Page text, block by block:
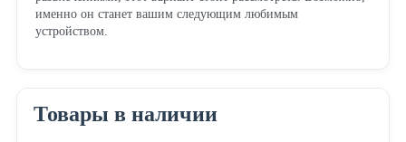
именно он станет вашим следующим любимым
устройством.
Товары в наличии